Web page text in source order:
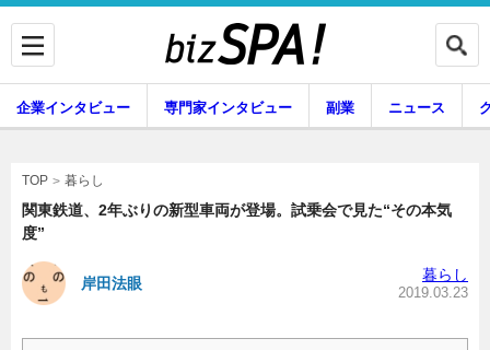
専門家インタビュー
企業インタビュー 専門家インタビュー 副業 ニュース
TOP 暮らし
関東鉄道、2年ぶりの新型車両が登場。試乗会で見た“その本気
度”
岸田法眼 暮らし
2019.03.23